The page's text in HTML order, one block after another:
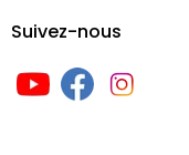
Suivez-nous